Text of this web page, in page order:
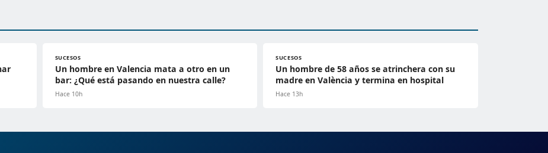
SUCESOS
Un hombre en Valencia mata a otro en un
bar: ¿Qué está pasando en nuestra calle?
Hace 10h
SUCESOS
Un hombre de 58 años se atrinchera con su
madre en València y termina en hospital
Hace 13h